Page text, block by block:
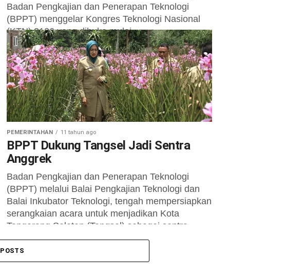
Badan Pengkajian dan Penerapan Teknologi
(BPPT) menggelar Kongres Teknologi Nasional
(KTN) 2106 yang dibuka mulai,...
PEMERINTAHAN 11 tahun ago
BPPT Dukung Tangsel Jadi Sentra
Anggrek
Badan Pengkajian dan Penerapan Teknologi
(BPPT) melalui Balai Pengkajian Teknologi dan
Balai Inkubator Teknologi, tengah mempersiapkan
serangkaian acara untuk menjadikan Kota
Tangerang Selatan (Tangsel) sebagai sentra...